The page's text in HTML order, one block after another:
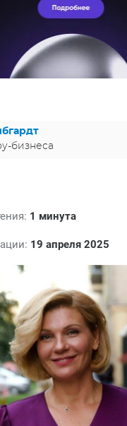
бизнеса
1 минута
19 апреля 2025